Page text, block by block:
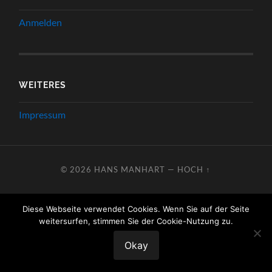
Anmelden
WEITERES
Impressum
© 2026 HANS MANHART — HOCH ↑
Diese Webseite verwendet Cookies. Wenn Sie auf der Seite
weitersurfen, stimmen Sie der Cookie-Nutzung zu.
Okay